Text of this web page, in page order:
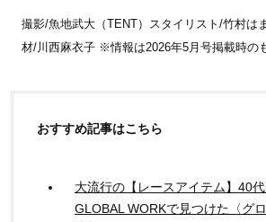
撮影/魚地武大（TENT）スタイリスト/竹村
材/川西麻衣子 ※情報は2026年5月号掲載時の
おすすめ記事はこちら
大流行の【レースアイテム】40代
GLOBAL WORKで見つけた〈グ